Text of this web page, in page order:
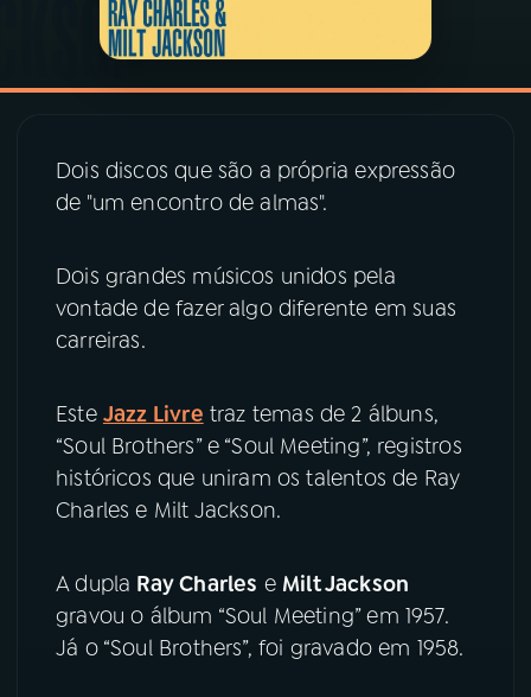
ÚLTIMAS
YouTube Facebook
Instagram
Dois discos que são a própria expressão
de "um encontro de almas".
Dois grandes músicos unidos pela
vontade de fazer algo diferente em suas
carreiras.
Este Jazz Livre traz temas de 2 álbuns,
“Soul Brothers” e “Soul Meeting”, registros
históricos que uniram os talentos de Ray
Charles e Milt Jackson.
A dupla Ray Charles e Milt Jackson
gravou o álbum “Soul Meeting” em 1957.
Já o “Soul Brothers”, foi gravado em 1958.